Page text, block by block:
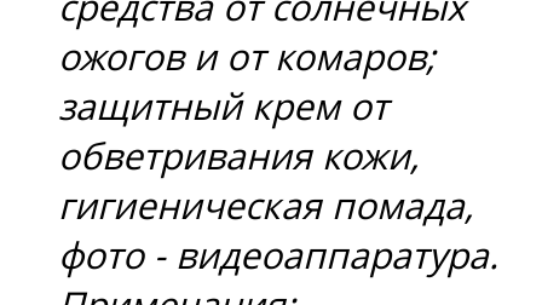
ожогов и от комаров;
защитный крем от
обветривания кожи,
гигиеническая помада,
фото - видеоаппаратура.